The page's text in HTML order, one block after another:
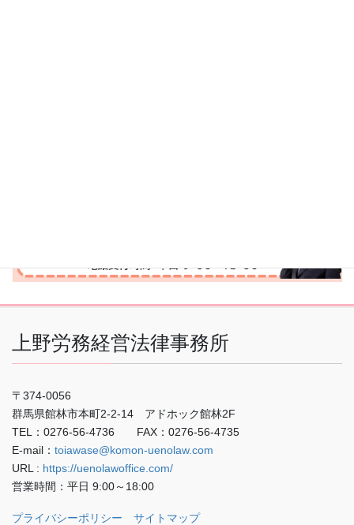
上野労務経営法律事務所
〒374-0056
群馬県館林市本町2-2-14 アドホック館林2F
TEL：0276-56-4736 FAX：0276-56-4735
E-mail： toiawase@komon-uenolaw.com
URL : https://uenolawoffice.com/
営業時間：平日 9:00～18:00
プライバシーポリシー サイトマップ